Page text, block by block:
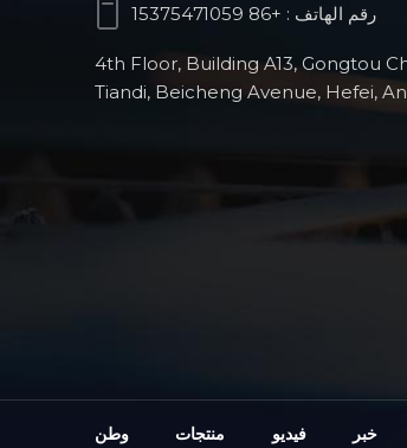
قطع غيار الطحن
باستخدام الحاسوب
(CNC) للروبوتات
الجراحية لتقويم العظام
رقم الهاتف : +86 15375471059
4th Floor, Building A13, Gongtou
Tiandi, Beicheng Avenue, Hefei,
وطن منتجات فيديو خبر